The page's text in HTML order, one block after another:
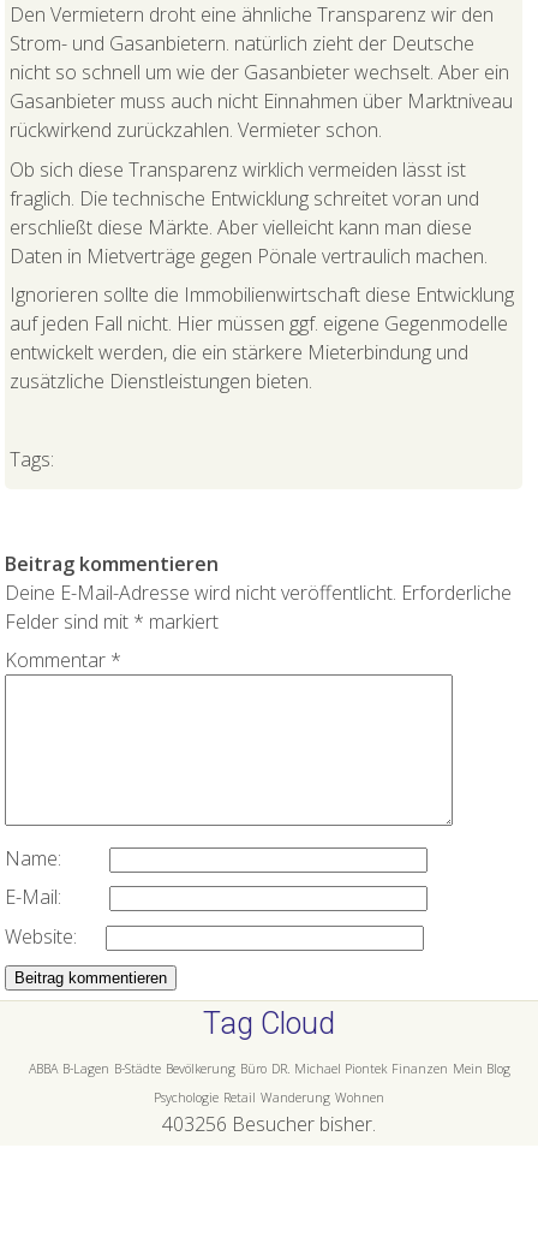
Den Vermietern droht eine ähnliche Transparenz wir den
Strom- und Gasanbietern. natürlich zieht der Deutsche
nicht so schnell um wie der Gasanbieter wechselt. Aber ein
Gasanbieter muss auch nicht Einnahmen über Marktniveau
rückwirkend zurückzahlen. Vermieter schon.
Ob sich diese Transparenz wirklich vermeiden lässt ist
fraglich. Die technische Entwicklung schreitet voran und
erschließt diese Märkte. Aber vielleicht kann man diese
Daten in Mietverträge gegen Pönale vertraulich machen.
Ignorieren sollte die Immobilienwirtschaft diese Entwicklung
auf jeden Fall nicht. Hier müssen ggf. eigene Gegenmodelle
entwickelt werden, die ein stärkere Mieterbindung und
zusätzliche Dienstleistungen bieten.
Tags:
Beitrag kommentieren
Deine E-Mail-Adresse wird nicht veröffentlicht. Erforderliche
Felder sind mit * markiert
Kommentar *
Name:
E-Mail:
Website:
Tag Cloud
ABBA B-Lagen B-Städte Bevölkerung Büro DR. Michael Piontek Finanzen Mein Blog
Psychologie Retail Wanderung Wohnen
403256 Besucher bisher.